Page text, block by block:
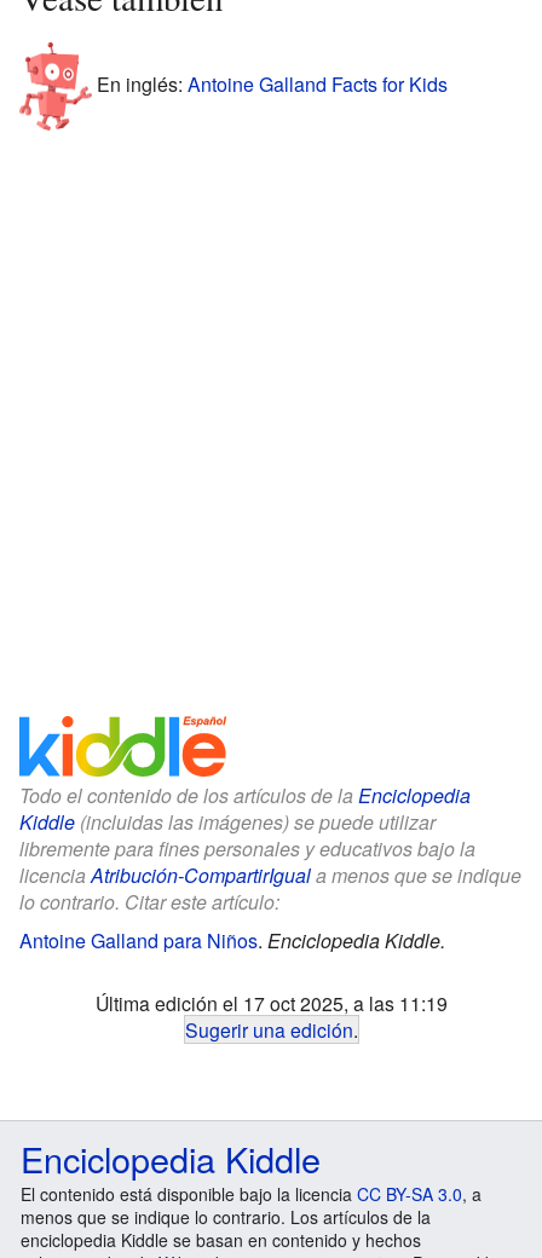
En inglés: Antoine Galland Facts for Kids
Todo el contenido de los artículos de la Enciclopedia
Kiddle (incluidas las imágenes) se puede utilizar
libremente para fines personales y educativos bajo la
licenciaAtribución-CompartirIguala menos que se indique
lo contrario. Citar este artículo:
Antoine Galland para Niños. Enciclopedia Kiddle.
Última edición el 17 oct 2025, a las 11:19
Sugerir una edición.
Enciclopedia Kiddle
El contenido está disponible bajo la licencia CC BY-SA 3.0, a
menos que se indique lo contrario. Los artículos de la
enciclopedia Kiddle se basan en contenido y hechos